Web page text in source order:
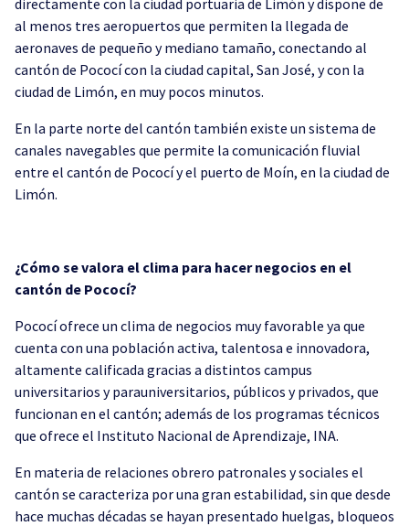
al menos tres aeropuertos que permiten la llegada de
aeronaves de pequeño y mediano tamaño, conectando al
cantón de Pococí con la ciudad capital, San José, y con la
ciudad de Limón, en muy pocos minutos.
En la parte norte del cantón también existe un sistema de
canales navegables que permite la comunicación fluvial
entre el cantón de Pococí y el puerto de Moín, en la ciudad de
Limón.
¿Cómo se valora el clima para hacer negocios en el
cantón de Pococí?
Pococí ofrece un clima de negocios muy favorable ya que
cuenta con una población activa, talentosa e innovadora,
altamente calificada gracias a distintos campus
universitarios y parauniversitarios, públicos y privados, que
funcionan en el cantón; además de los programas técnicos
que ofrece el Instituto Nacional de Aprendizaje, INA.
En materia de relaciones obrero patronales y sociales el
cantón se caracteriza por una gran estabilidad, sin que desde
hace muchas décadas se hayan presentado huelgas, bloqueos